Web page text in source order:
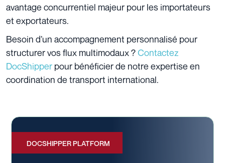
avantage concurrentiel majeur pour les importateurs
et exportateurs.
Besoin d’un accompagnement personnalisé pour
structurer vos flux multimodaux ?Contactez
DocShipper pour bénéficier de notre expertise en
coordination de transport international.
DOCSHIPPER PLATFORM